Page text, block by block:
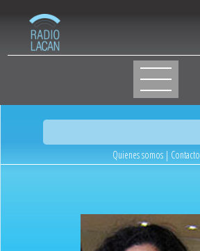
Quienes somos| Contacto